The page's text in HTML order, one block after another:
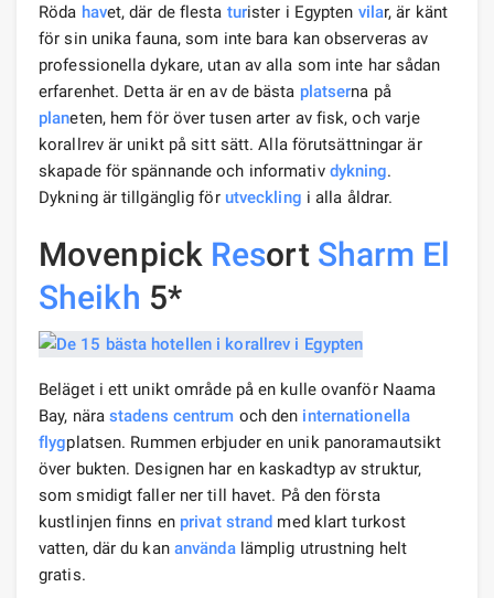
Röda havet, där de flesta turister i Egypten vilar, är känt
för sin unika fauna, som inte bara kan observeras av
professionella dykare, utan av alla som inte har sådan
erfarenhet. Detta är en av de bästa platserna på
planeten, hem för över tusen arter av fisk, och varje
korallrev är unikt på sitt sätt. Alla förutsättningar är
skapade för spännande och informativ dykning.
Dykning är tillgänglig för utveckling i alla åldrar.
Movenpick Resort Sharm El
Sheikh 5*
Beläget i ett unikt område på en kulle ovanför Naama
Bay, nära stadens centrum och den internationella
flygplatsen. Rummen erbjuder en unik panoramautsikt
över bukten. Designen har en kaskadtyp av struktur,
som smidigt faller ner till havet. På den första
kustlinjen finns en privat strand med klart turkost
vatten, där du kan användalämplig utrustning helt
gratis.